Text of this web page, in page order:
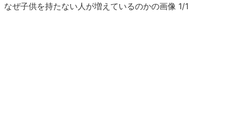
なぜ子供を持たない人が増えているのかの画像 1/1